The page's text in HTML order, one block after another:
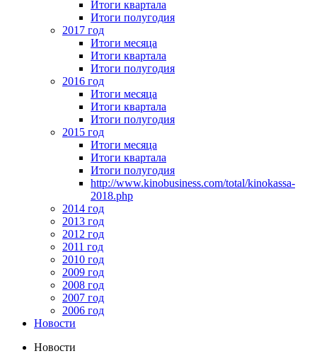
Итоги квартала
Итоги полугодия
2017 год
Итоги месяца
Итоги квартала
Итоги полугодия
2016 год
Итоги месяца
Итоги квартала
Итоги полугодия
2015 год
Итоги месяца
Итоги квартала
Итоги полугодия
http://www.kinobusiness.com/total/kinokassa-
2018.php
2014 год
2013 год
2012 год
2011 год
2010 год
2009 год
2008 год
2007 год
2006 год
Новости
Новости